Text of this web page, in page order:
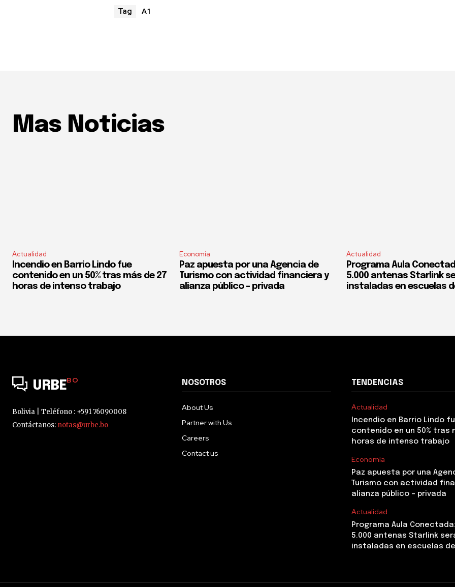
Tag A1
Mas Noticias
Actualidad
Incendio en Barrio Lindo fue
contenido en un 50% tras más de 27
horas de intenso trabajo
Economía
Paz apuesta por una Agencia de
Turismo con actividad financiera y
alianza público – privada
Actualidad
Programa Aula
5.000 antenas Starlink
instaladas en escuelas
URBEBO
Bolivia | Teléfono : +591 76090008
Contáctanos: notas@urbe.bo
NOSOTROS
About Us
Partner with Us
Careers
Contact us
TENDENCIAS
Actualidad
Incendio en Barrio Lindo
contenido en un 50% tras
horas de intenso trabajo
Economía
Paz apuesta por una
Turismo con actividad
alianza público – privada
Actualidad
Programa Aula
5.000 antenas Starlink
instaladas en escuelas